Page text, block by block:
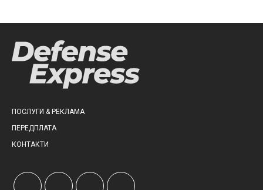
ПОСЛУГИ & РЕКЛАМА
ПЕРЕДПЛАТА
КОНТАКТИ